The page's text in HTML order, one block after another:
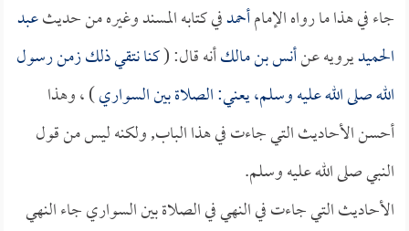
جاء في هذا ما رواه الإمامأحمدفي كتابه المسند وغيره من حديثعبد
الحميديرويه عنأنس بن مالكأنه قال: (كنا نتقي ذلك زمن رسول
الله صلى الله عليه وسلم، يعني: الصلاة بين السواري) ، وهذا
أحسن الأحاديث التي جاءت في هذا الباب, ولكنه ليس من قول
النبي صلى الله عليه وسلم.
الأحاديث التي جاءت في النهي في الصلاة بين السواري جاء النهي